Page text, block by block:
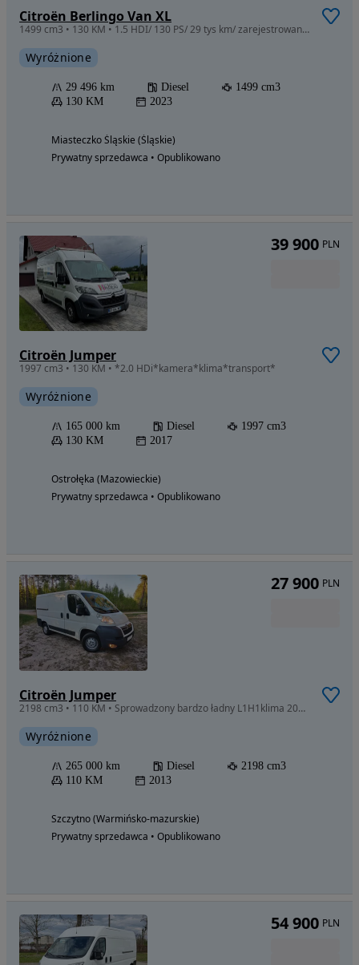
Citroën Berlingo Van XL
1499 cm3 • 130 KM • 1.5 HDI/ 130 PS/ 29 tys km/ zarejestrowany w PL/ uszkodzony-jeżdżący!
Wyróżnione
29 496 km Diesel
1499 cm3
130 KM
2023
Miasteczko Śląskie (Śląskie)
Prywatny sprzedawca • Opublikowano
Citroën Jumper
1997 cm3 • 130 KM • *2.0 HDi*kamera*klima*transport*
Wyróżnione
165 000 km Diesel
1997 cm3
130 KM
2017
Ostrołęka (Mazowieckie)
Prywatny sprzedawca • Opublikowano
39 900 PLN
Citroën Jumper
2198 cm3 • 110 KM • Sprowadzony bardzo ładny L1H1klima 2013r zarejestrowany
Wyróżnione
265 000 km Diesel
2198 cm3
110 KM
2013
Szczytno (Warmińsko-mazurskie)
Prywatny sprzedawca • Opublikowano
27 900 PLN
54 900 PLN